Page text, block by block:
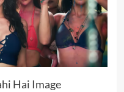
Hai Image